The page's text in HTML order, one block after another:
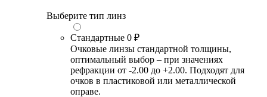
Выберите тип линз
Стандартные 0 ₽
Очковые линзы стандартной толщины,
оптимальный выбор – при значениях
рефракции от -2.00 до +2.00. Подходят для
очков в пластиковой или металлической
оправе.